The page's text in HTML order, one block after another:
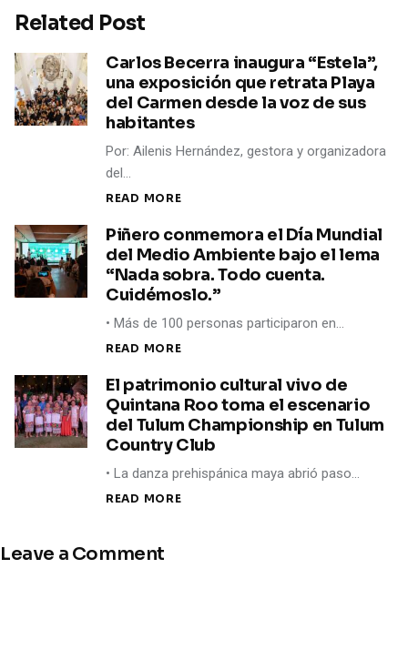
Related Post
Carlos Becerra inaugura “Estela”,
una exposición que retrata Playa
del Carmen desde la voz de sus
habitantes
Por: Ailenis Hernández, gestora y organizadora
del…
READ MORE
Piñero conmemora el Día Mundial
del Medio Ambiente bajo el lema
“Nada sobra. Todo cuenta.
Cuidémoslo.”
• Más de 100 personas participaron en…
READ MORE
El patrimonio cultural vivo de
Quintana Roo toma el escenario
del Tulum Championship en Tulum
Country Club
• La danza prehispánica maya abrió paso…
READ MORE
Leave a Comment